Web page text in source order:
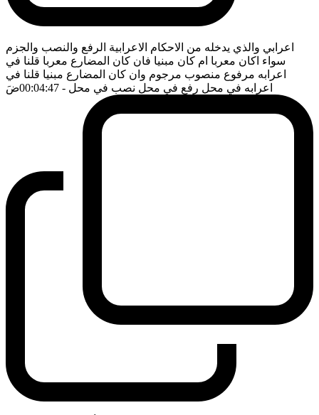
اعرابي والذي يدخله من الاحكام الاعرابية الرفع والنصب والجزم
سواء اكان معربا ام كان مبنيا فان كان المضارع معربا قلنا في
اعرابه مرفوع منصوب مرجوم وان كان المضارع مبنيا قلنا في
اعرابه في محل رفع في محل نصب في محل - 00:04:47 ضَ